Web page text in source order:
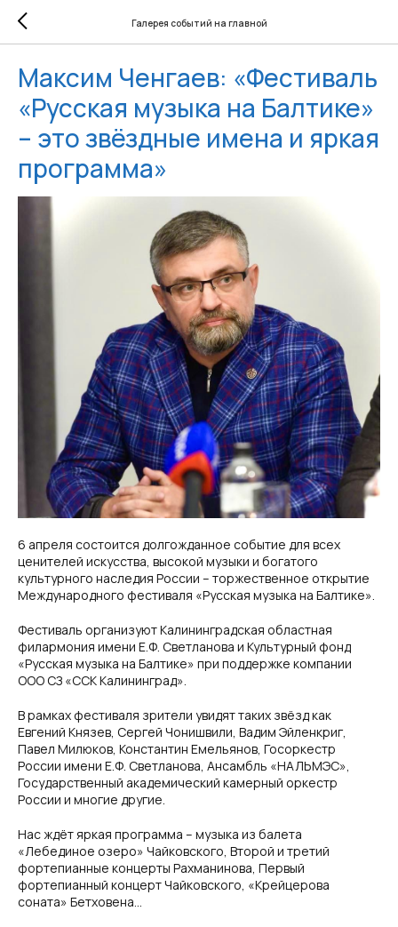
Галерея событий на главной
Максим Ченгаев: «Фестиваль
«Русская музыка на Балтике»
– это звёздные имена и яркая
программа»
6 апреля состоится долгожданное событие для всех
ценителей искусства, высокой музыки и богатого
культурного наследия России – торжественное открытие
Международного фестиваля «Русская музыка на Балтике».
Фестиваль организуют Калининградская областная
филармония имени Е.Ф. Светланова и Культурный фонд
«Русская музыка на Балтике» при поддержке компании
ООО СЗ «ССК Калининград».
В рамках фестиваля зрители увидят таких звёзд как
Евгений Князев, Сергей Чонишвили, Вадим Эйленкриг,
Павел Милюков, Константин Емельянов, Госоркестр
России имени Е.Ф. Светланова, Ансамбль «НАЛЬМЭС»,
Государственный академический камерный оркестр
России и многие другие.
Нас ждёт яркая программа – музыка из балета
«Лебединое озеро» Чайковского, Второй и третий
фортепианные концерты Рахманинова, Первый
фортепианный концерт Чайковского, «Крейцерова
соната» Бетховена...